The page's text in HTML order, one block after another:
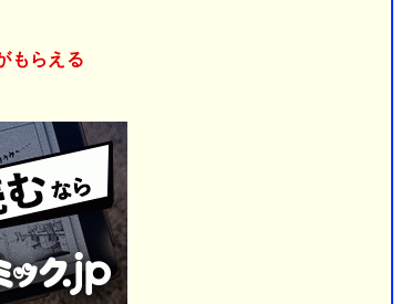
もらえる